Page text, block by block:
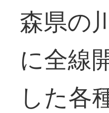
森県の
に全線
した各